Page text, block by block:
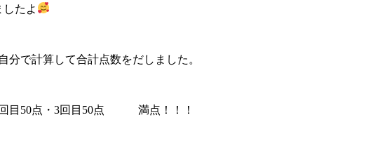
たよ
分で計算して合計点数をだしました。
回目50点・3回目50点 満点！！！